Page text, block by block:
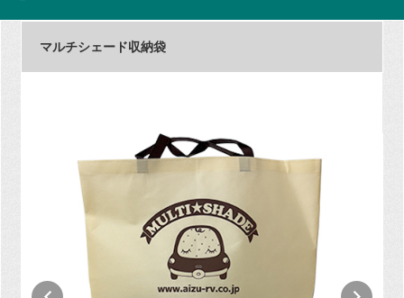
マルチシェード収納袋